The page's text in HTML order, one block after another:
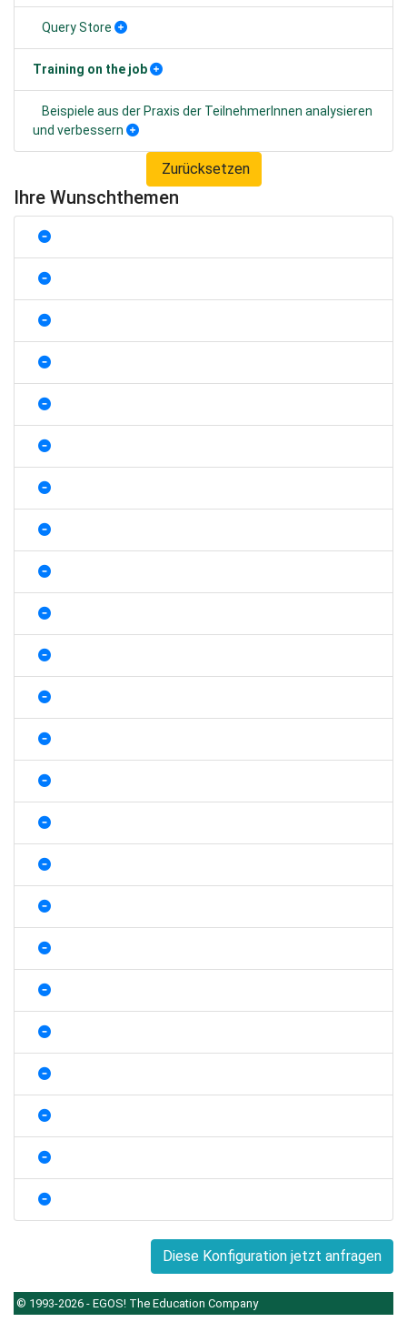
Query Store
Training on the job
Beispiele aus der Praxis der TeilnehmerInnen analysieren
und verbessern
Zurücksetzen
Ihre Wunschthemen
Diese Konfiguration jetzt anfragen
© 1993-2026 - EGOS! The Education Company